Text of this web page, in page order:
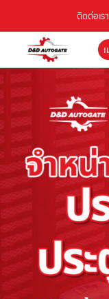
ติดต่อเรา